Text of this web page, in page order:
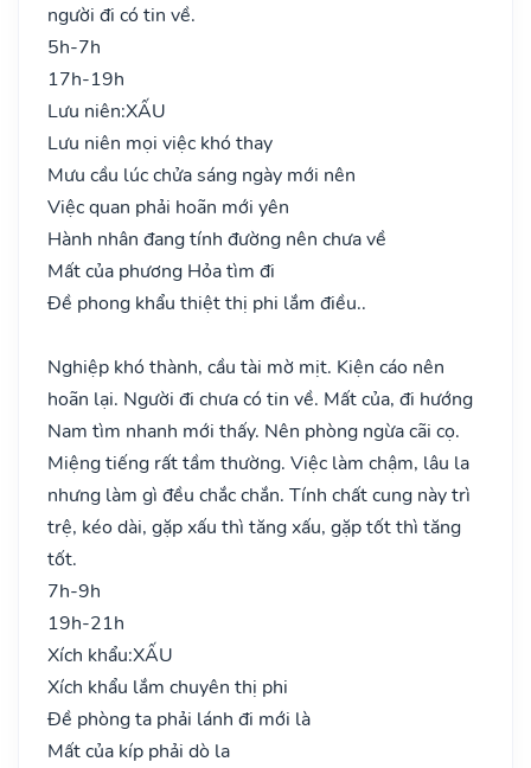
người đi có tin về.
5h-7h
17h-19h
Lưu niên:XẤU
Lưu niên mọi việc khó thay
Mưu cầu lúc chửa sáng ngày mới nên
Việc quan phải hoãn mới yên
Hành nhân đang tính đường nên chưa về
Mất của phương Hỏa tìm đi
Đề phong khẩu thiệt thị phi lắm điều..
Nghiệp khó thành, cầu tài mờ mịt. Kiện cáo nên
hoãn lại. Người đi chưa có tin về. Mất của, đi hướng
Nam tìm nhanh mới thấy. Nên phòng ngừa cãi cọ.
Miệng tiếng rất tầm thường. Việc làm chậm, lâu la
nhưng làm gì đều chắc chắn. Tính chất cung này trì
trệ, kéo dài, gặp xấu thì tăng xấu, gặp tốt thì tăng
tốt.
7h-9h
19h-21h
Xích khẩu:XẤU
Xích khẩu lắm chuyên thị phi
Đề phòng ta phải lánh đi mới là
Mất của kíp phải dò la